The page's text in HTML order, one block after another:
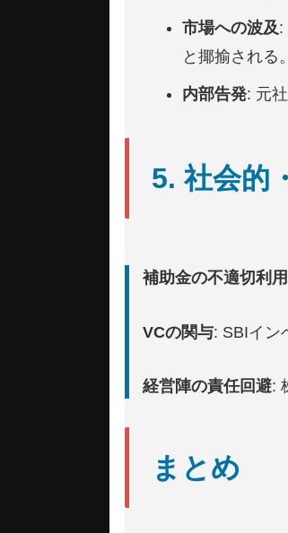
市場への波及:
と揶揄される。
内部告発: 元
5. 社会的
補助金の不適切利用
VCの関与: SBIイン
経営陣の責任回避:
まとめ